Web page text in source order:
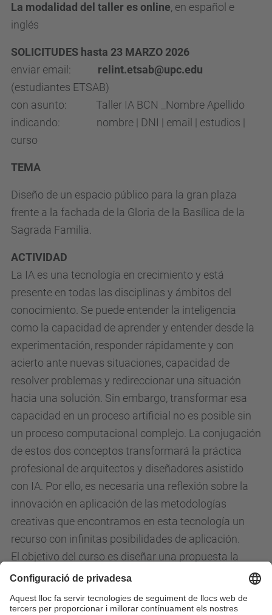
La modalidad del taller es online, en español e
inglés
SOLICITUDES hasta 23 MARZO 2026
enviar email: relint.etsab@upc.edu
(estudiantes ETSAB)
con asunto: Taller IA BCN _Nombre Apellido
indicando: nombre | DNI | email | estudios |
curso
TEMA
Diseño de un espacio público para la gran plaza
frente a la fachada de la Gloria de la Basílica de la
Sagrada Familia.
ACTIVIDAD
La IA es una tecnología en crecimiento y está
presente en todas las disciplinas y ámbitos del
conocimiento. Se puede entender la inteligencia
como la capacidad de aprender y entender desde la
experimentación, responder rápidamente y con
acierto ante nuevas situaciones, capacidad de
resolver problemas y redireccionar una situación
hacia una solución. Sin embargo, transformar esa
capacidad en un proceso artificial no es posible sin
un proceso computacional complejo. La conjugación
de estos dos conceptos transformará la práctica
profesional de arquitectos y diseñadores asistido
con IA. Por ello, es necesaria una reflexión sobre la
innovación en aplicación de las metodologías
creativas que encontramos en esta tecnología un
recurso con infinitas posibilidades de aplicación.
El objetivo del curso es diseñar una propuesta la
gran plaza frente a la fachada de la Gloria de la
inteligencia artificial aplicada a la arquitectura. Los